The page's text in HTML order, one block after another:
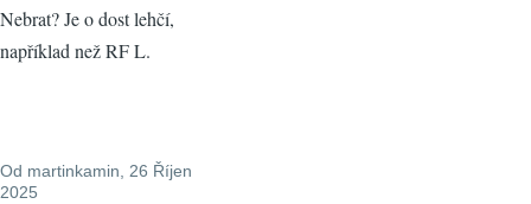
Nebrat? Je o dost lehčí,
například než RF L.
Od martinkamin , 26 Říjen
2025